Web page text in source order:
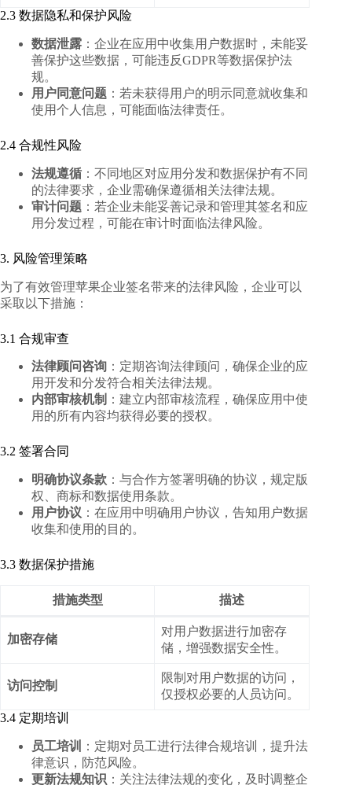
2.3 数据隐私和保护风险
数据泄露 ：企业在应用中收集用户数据时，未能妥
善保护这些数据，可能违反GDPR等数据保护法
规。
用户同意问题 ：若未获得用户的明示同意就收集和
使用个人信息，可能面临法律责任。
2.4 合规性风险
法规遵循 ：不同地区对应用分发和数据保护有不同
的法律要求，企业需确保遵循相关法律法规。
审计问题 ：若企业未能妥善记录和管理其签名和应
用分发过程，可能在审计时面临法律风险。
3. 风险管理策略
为了有效管理苹果企业签名带来的法律风险，企业可以
采取以下措施：
3.1 合规审查
法律顾问咨询 ：定期咨询法律顾问，确保企业的应
用开发和分发符合相关法律法规。
内部审核机制 ：建立内部审核流程，确保应用中使
用的所有内容均获得必要的授权。
3.2 签署合同
明确协议条款 ：与合作方签署明确的协议，规定版
权、商标和数据使用条款。
用户协议 ：在应用中明确用户协议，告知用户数据
收集和使用的目的。
3.3 数据保护措施
措施类型 描述
加密存储
对用户数据进行加密存
储，增强数据安全性。
访问控制
限制对用户数据的访问，
仅授权必要的人员访问。
3.4 定期培训
员工培训
：定期对员工进行法律合规培训，提升法
律意识，防范风险。
更新法规知识 ：关注法律法规的变化，及时调整企